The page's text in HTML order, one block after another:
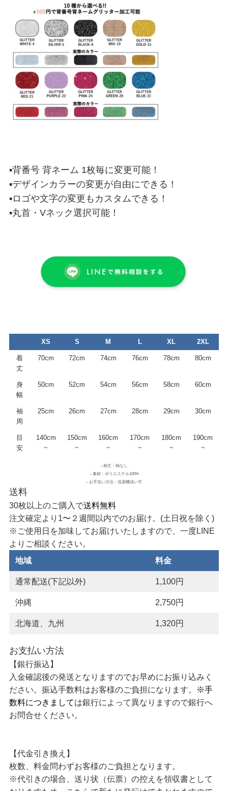
▪背番号 背ネーム 1枚毎に変更可能！
▪デザインカラーの変更が自由にできる！
▪ロゴや文字の変更もカスタムできる！
▪丸首・Vネック選択可能！
XS S M L XL 2XL
着
丈
70cm 72cm 74cm 76cm 78cm 80cm
身
幅
50cm 52cm 54cm 56cm 58cm 60cm
袖
周
25cm 26cm 27cm 28cm 29cm 30cm
目
安
140cm
~
150cm
~
160cm
~
170cm
~
180cm
~
190cm
~
– 袖丈：袖なし
– 素材：ポリエステル100%
– お手洗い方法：洗濯機洗い可
送料
30枚以上のご購入で送料無料
注文確定より1〜２週間以内でのお届け。(土日祝を除く)
※ご使用日を加味してお届けいたしますので、一度LINE
よりご相談ください。
地域
料金
通常配送(下記以外) 1,100円
沖縄 2,750円
北海道、九州 1,320円
お支払い方法
【銀行振込】
入金確認後の発送となりますのでお早めにお振り込みく
ださい。振込手数料はお客様のご負担になります。
※手
数料につきましては銀行によって異なりますので銀行へ
お問合せください。
【代金引き換え】
枚数、料金問わずお客様のご負担となります。
※代引きの場合、送り状（伝票）の控えを領収書として